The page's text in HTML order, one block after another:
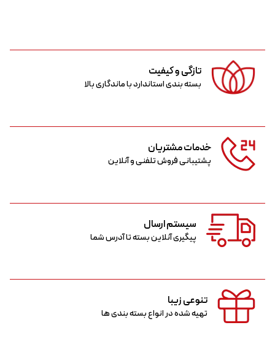
تازگی و کیفیت
بسته بندی استاندارد با ماندگاری بالا
خدمات مشتریان
پشتیبانی فروش تلفنی و آنلاین
سیستم ارسال
پیگیری آنلاین بسته تا آدرس شما
تنوعی زیبا
تهیه شده در انواع بسته بندی ها